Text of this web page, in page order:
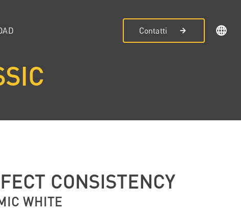
Contatti
CONSISTENCY
WHITE